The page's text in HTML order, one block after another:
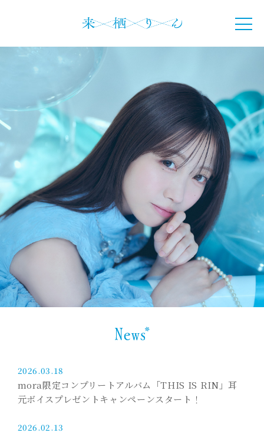
2026.03.18
mora限定コンプリートアルバム「THIS IS RIN」耳
元ボイスプレゼントキャンペーンスタート！
2026.02.13